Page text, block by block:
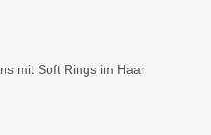
mit Soft Rings im Haar